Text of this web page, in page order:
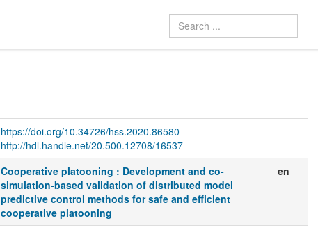
https://doi.org/10.34726/hss.2020.86580
http://hdl.handle.net/20.500.12708/16537
-
Cooperative platooning : Development and co-
simulation-based validation of distributed model
predictive control methods for safe and efficient
cooperative platooning
en